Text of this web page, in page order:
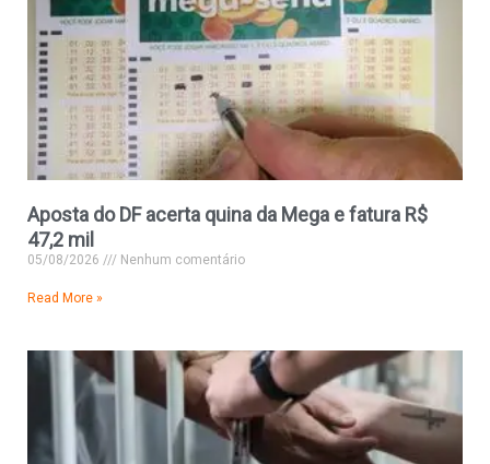
Aposta do DF acerta quina da Mega e fatura R$
47,2 mil
05/08/2026 Nenhum comentário
Read More »